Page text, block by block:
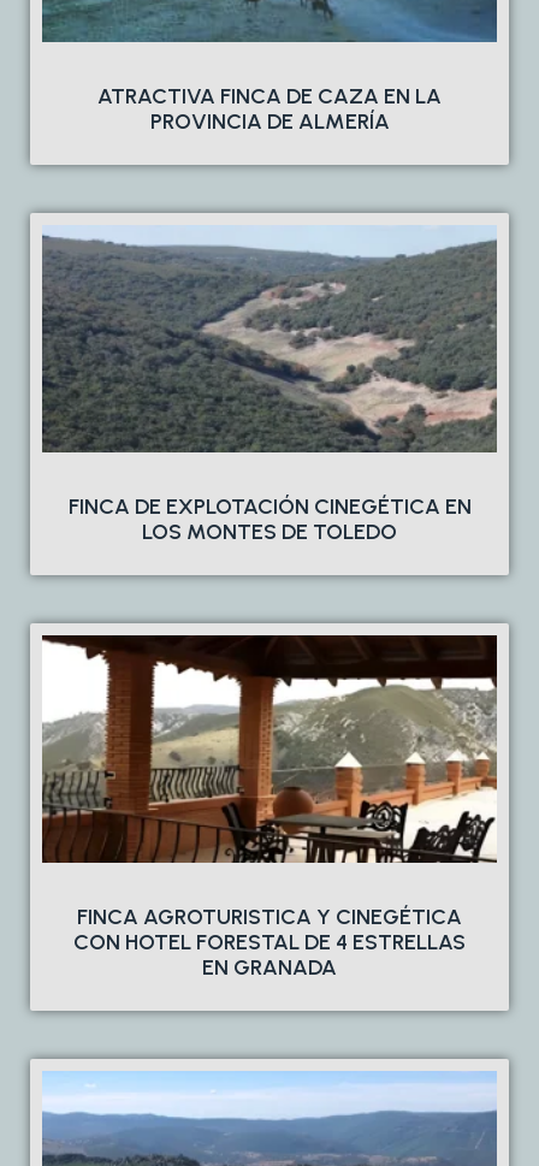
ATRACTIVA FINCA DE CAZA EN LA
PROVINCIA DE ALMERÍA
FINCA DE EXPLOTACIÓN CINEGÉTICA EN
LOS MONTES DE TOLEDO
FINCA AGROTURISTICA Y CINEGÉTICA
CON HOTEL FORESTAL DE 4 ESTRELLAS
EN GRANADA